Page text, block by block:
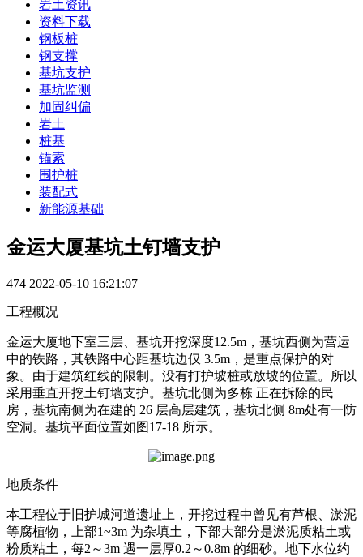
岩土资讯
资料下载
钢板桩
钢支撑
基坑支护
基坑监测
加固纠偏
岩土
桩基
锚索
围护桩
装配式
新能源基础
金运大厦基坑土钉墙支护
474 2022-05-10 16:21:07
工程概况
金运大厦地下室三层、基坑开挖深度12.5m，基坑西侧为营运
中的铁路，其铁路中心距基坑边仅 3.5m，是重点保护的对
象。由于建筑红线的限制。没有打护坡桩或放坡的位置。所以
采用垂直开挖土钉墙支护。基坑北侧为多栋 正在拆除的民
房，基坑南侧为在建的 26 层高层建筑，基坑北侧 8m处有一防
空洞。基坑平面位置如图17-18 所示。
地质条件
本工程位于旧护城河道遗址上，开挖过程中曾见有芦根、淤泥
等腐植物，上部1~3m 为杂填土，下部大部分是淤泥质粘土或
粉质粘土，每2～3m 遇一层厚0.2～0.8m 的细砂。地下水位约